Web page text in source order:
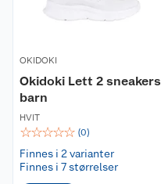
OKIDOKI
Okidoki Lett 2 sneakers
barn
HVIT
☆☆☆☆☆ (0)
Finnes i 2 varianter
Finnes i 7 størrelser